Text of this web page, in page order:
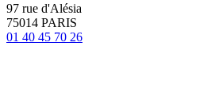
97 rue d'Alésia
75014 PARIS
01 40 45 70 26